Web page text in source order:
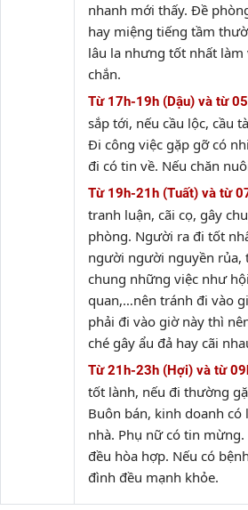
nhanh mới thấy. Đề
hay miệng tiếng tầm
lâu la nhưng tốt nhất làm
chắn.
Từ 17h-19h (Dậu) và từ
sắp tới, nếu cầu lộc, cầu
Đi công việc gặp gỡ có
đi có tin về. Nếu chăn
Từ 19h-21h (Tuất) và từ
tranh luận, cãi cọ, gây
phòng. Người ra đi tốt
người người nguyền rủa,
chung những việc như
quan,…nên tránh đi vào
phải đi vào giờ này thì
ché gây ẩu đả hay cãi
Từ 21h-23h (Hợi) và từ
tốt lành, nếu đi thường
Buôn bán, kinh doanh
nhà. Phụ nữ có tin
đều hòa hợp. Nếu có
đình đều mạnh khỏe.